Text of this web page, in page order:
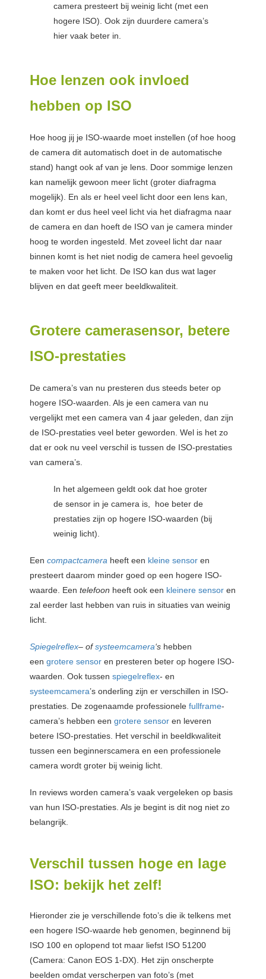
camera presteert bij weinig licht (met een
hogere ISO). Ook zijn duurdere camera’s
hier vaak beter in.
Hoe lenzen ook invloed
hebben op ISO
Hoe hoog jij je ISO-waarde moet instellen (of hoe hoog
de camera dit automatisch doet in de automatische
stand) hangt ook af van je lens. Door sommige lenzen
kan namelijk gewoon meer licht (groter diafragma
mogelijk). En als er heel veel licht door een lens kan,
dan komt er dus heel veel licht via het diafragma naar
de camera en dan hoeft de ISO van je camera minder
hoog te worden ingesteld. Met zoveel licht dar naar
binnen komt is het niet nodig de camera heel gevoelig
te maken voor het licht. De ISO kan dus wat lager
blijven en dat geeft meer beeldkwaliteit.
Grotere camerasensor, betere
ISO-prestaties
De camera’s van nu presteren dus steeds beter op
hogere ISO-waarden. Als je een camera van nu
vergelijkt met een camera van 4 jaar geleden, dan zijn
de ISO-prestaties veel beter geworden. Wel is het zo
dat er ook nu veel verschil is tussen de ISO-prestaties
van camera’s.
In het algemeen geldt ook dat hoe groter
de sensor in je camera is, hoe beter de
prestaties zijn op hogere ISO-waarden (bij
weinig licht).
Een compactcamera heeft een kleine sensor en
presteert daarom minder goed op een hogere ISO-
waarde. Een telefoon heeft ook een kleinere sensor en
zal eerder last hebben van ruis in situaties van weinig
licht.
Spiegelreflex– ofsysteemcamera‘s hebben
een grotere sensor en presteren beter op hogere ISO-
waarden. Ook tussen spiegelreflex- en
systeemcamera’s onderling zijn er verschillen in ISO-
prestaties. De zogenaamde professionele fullframe-
camera’s hebben een grotere sensor en leveren
betere ISO-prestaties. Het verschil in beeldkwaliteit
tussen een beginnerscamera en een professionele
camera wordt groter bij weinig licht.
In reviews worden camera’s vaak vergeleken op basis
van hun ISO-prestaties. Als je begint is dit nog niet zo
belangrijk.
Verschil tussen hoge en lage
ISO: bekijk het zelf!
Hieronder zie je verschillende foto’s die ik telkens met
een hogere ISO-waarde heb genomen, beginnend bij
ISO 100 en oplopend tot maar liefst ISO 51200
(Camera: Canon EOS 1-DX). Het zijn onscherpte
beelden omdat verscherpen van foto’s (met